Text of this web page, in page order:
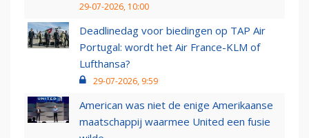
29-07-2026, 10:00
Deadlinedag voor biedingen op TAP Air
Portugal: wordt het Air France-KLM of
Lufthansa?
29-07-2026, 9:59
American was niet de enige Amerikaanse
maatschappij waarmee United een fusie